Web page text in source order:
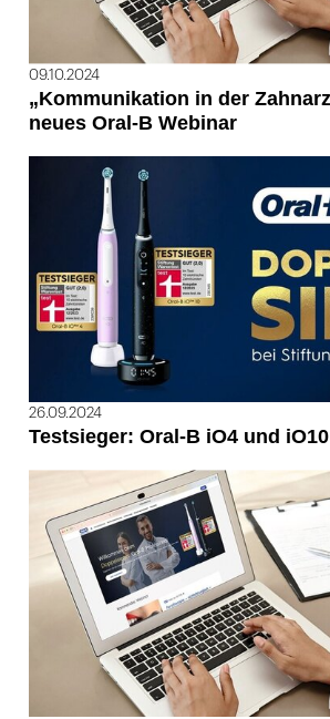
09.10.2024
„Kommunikation in der
neues Oral-B Webinar
26.09.2024
Testsieger: Oral-B iO4 und iO10